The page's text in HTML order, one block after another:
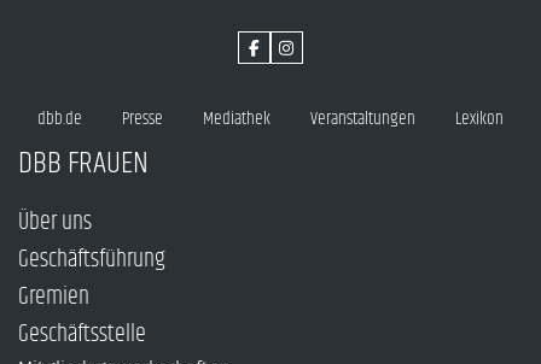
dbb.de Presse Mediathek Veranstaltungen Lexikon
DBB FRAUEN
Über uns
Geschäftsführung
Gremien
Geschäftsstelle